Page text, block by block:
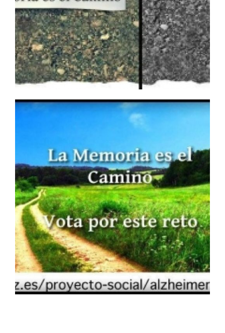
La memoria es el camino Ampliar